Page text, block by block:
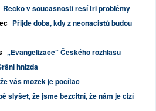
Řecko v současnosti řeší tři problémy
Přijde doba, kdy z neonacistů budou
„Evangelizace“ Českého rozhlasu
hnízda
váš mozek je počítač
slyšet, že jsme bezcitní, že nám je cizí